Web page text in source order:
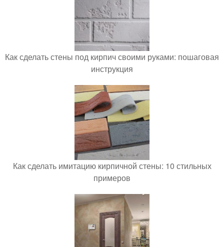
Как сделать стены под кирпич своими руками: пошаговая
инструкция
Как сделать имитацию кирпичной стены: 10 стильных
примеров